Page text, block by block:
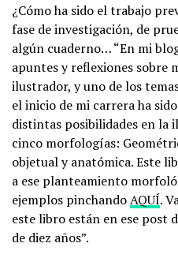
¿Cómo ha sido el trabajo
fase de investigación, de
algún cuaderno… “En mi
apuntes y reflexiones sobre
ilustrador, y uno de los
el inicio de mi carrera ha
distintas posibilidades en la
cinco morfologías:
objetual y anatómica. Este
a ese planteamiento
ejemplos pinchandoAQUÍ.
este libro están en ese post
de diez años”.